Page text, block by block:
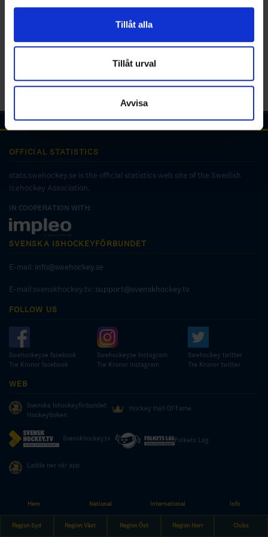
för sociala medier och analysera vår trafik. Vi
vidarebefordrar även sådana identifierare och annan
annons- och analysföretag som vi samarbetar med.
Dessa kan i sin tur kombinera informationen med annan
information som du har tillhandahållit eller som de har
samlat in när du har använt deras tjänster.
Tillåt alla
Tillåt urval
Avvisa
Hem National International Info
Region Syd Region Väst Region Öst Region Norr Clubs
OFFICIAL STATISTICS
stats.swehockey.se is the official statistics web site of the Swedish
Icehockey Association.
IN COOPERATION WITH:
SVENSKA ISHOCKEYFÖRBUNDET
E-mail: info@swehockey.se
E-mail:svenskhockey.tv: support@svenskhockey.tv
FOLLOW US
Swehockeyse facebook
Tre Kronor facebook
Swehockeyse Instagram
Tre Kronor instagram
Swehockey twitter
Tre Kronor twitter
WEB
Svenska Ishockeyförbundet
Hockeyboken
Hockey Hall Of Fame
Svenskhockey.tv Folkets Lag
Ladda ner vår app